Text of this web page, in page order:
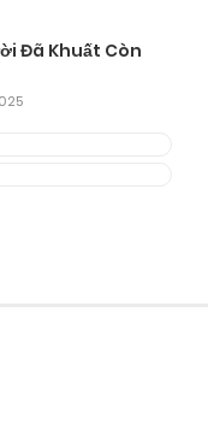
Đã Khuất Còn